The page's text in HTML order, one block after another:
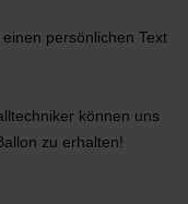
persönlichen Text
können uns
zu erhalten!